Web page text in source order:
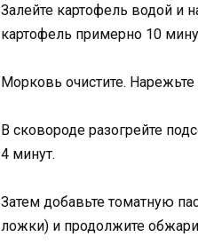
Залейте картофель водой и
картофель примерно 10
Морковь очистите.
В сковороде разогрейте
4 минут.
Затем добавьте томатную
ложки) и продолжите